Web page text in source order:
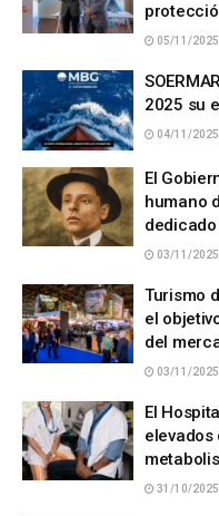
05/11/2025
2025 su
04/11/2025
El
humano
03/11/2025
Turismo
el
del
03/11/2025
El
elevados
31/10/2025